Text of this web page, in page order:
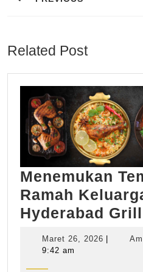
Related Post
Menemukan
Ramah
Hyderabad Grill
Maret 26, 2026 Maret
9:42 am